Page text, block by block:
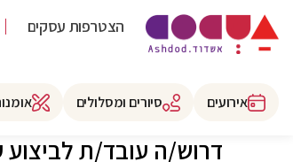
הצטרפות עסקים
אירועים סיורים ומסלולים
דרוש/ה עובד/ת לביצוע